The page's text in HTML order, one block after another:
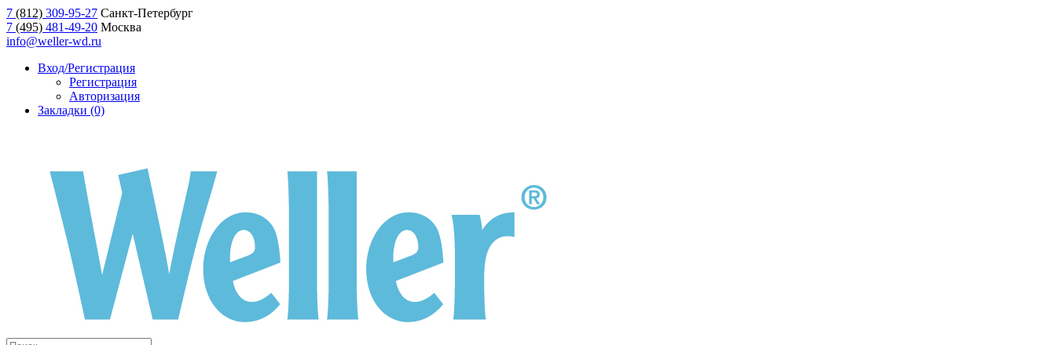
7 (812) 309-95-27 Санкт-Петербург
7 (495) 481-49-20 Москва
info@weller-wd.ru
Вход/Регистрация
Регистрация
Авторизация
Закладки (0)